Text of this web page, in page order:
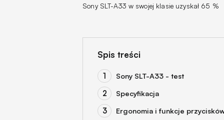
Sony SLT-A33 w swojej klasie uzyskał 65 %
Spis treści
Sony SLT-A33 - test
Specyfikacja
Ergonomia i funkcje